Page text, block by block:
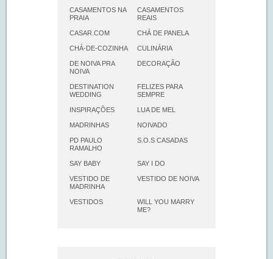
CASAMENTOS NA
PRAIA
CASAMENTOS
REAIS
CASAR.COM CHÁ DE PANELA
CHÁ-DE-COZINHA CULINÁRIA
DE NOIVA PRA
NOIVA
DECORAÇÃO
DESTINATION
WEDDING
FELIZES PARA
SEMPRE
INSPIRAÇÕES LUA DE MEL
MADRINHAS NOIVADO
PD PAULO
RAMALHO
S.O.S CASADAS
SAY BABY SAY I DO
VESTIDO DE
MADRINHA
VESTIDO DE NOIVA
VESTIDOS
WILL YOU MARRY
ME?